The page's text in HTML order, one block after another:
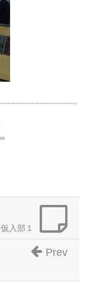
仮入部１
Prev